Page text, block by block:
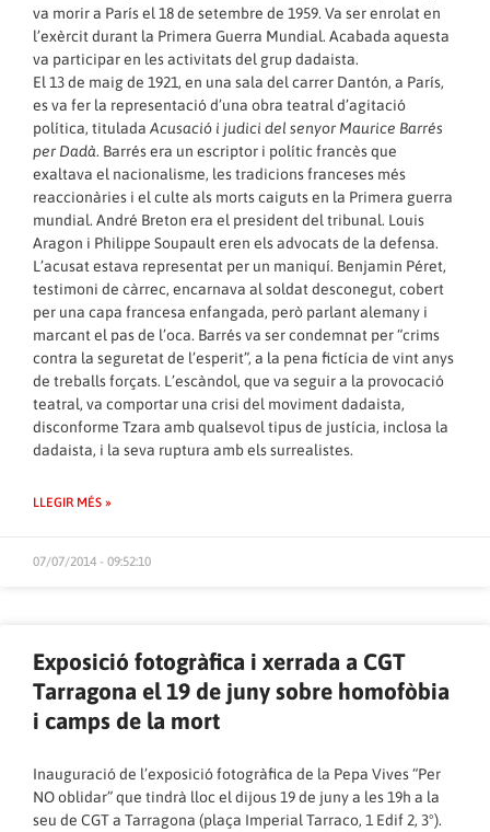
va morir a París el 18 de setembre de 1959. Va ser enrolat en
l’exèrcit durant la Primera Guerra Mundial. Acabada aquesta
va participar en les activitats del grup dadaista.
El 13 de maig de 1921, en una sala del carrer Dantón, a París,
es va fer la representació d’una obra teatral d’agitació
política, titulada Acusació i judici del senyor Maurice Barrés
per Dadà. Barrés era un escriptor i polític francès que
exaltava el nacionalisme, les tradicions franceses més
reaccionàries i el culte als morts caiguts en la Primera guerra
mundial. André Breton era el president del tribunal. Louis
Aragon i Philippe Soupault eren els advocats de la defensa.
L’acusat estava representat per un maniquí. Benjamin Péret,
testimoni de càrrec, encarnava al soldat desconegut, cobert
per una capa francesa enfangada, però parlant alemany i
marcant el pas de l’oca. Barrés va ser condemnat per “crims
contra la seguretat de l’esperit”, a la pena fictícia de vint anys
de treballs forçats. L’escàndol, que va seguir a la provocació
teatral, va comportar una crisi del moviment dadaista,
disconforme Tzara amb qualsevol tipus de justícia, inclosa la
dadaista, i la seva ruptura amb els surrealistes.
LLEGIR MÉS »
07/07/2014 - 09:52:10
Exposició fotogràfica i xerrada a CGT
Tarragona el 19 de juny sobre homofòbia
i camps de la mort
Inauguració de l’exposició fotogràfica de la Pepa Vives “Per
NO oblidar” que tindrà lloc el dijous 19 de juny a les 19h a la
seu de CGT a Tarragona (plaça Imperial Tarraco, 1 Edif 2, 3º).